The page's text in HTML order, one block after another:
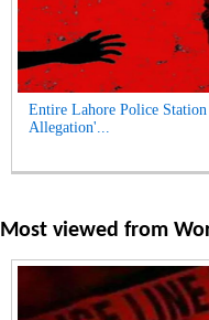
Entire Lahore Police
Allegation'...
Most viewed from